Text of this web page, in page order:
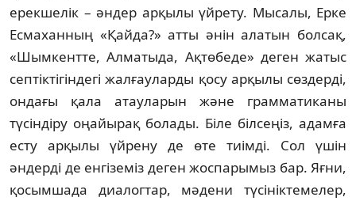
ерекшелік – әндер арқылы үйрету. Мысалы, Ерке
Есмаханның «Қайда?» атты әнін алатын болсақ,
«Шымкентте, Алматыда, Ақтөбеде» деген жатыс
септіктігіндегі жалғауларды қосу арқылы сөздерді,
ондағы қала атауларын және грамматиканы
түсіндіру оңайырақ болады. Біле білсеңіз, адамға
есту арқылы үйрену де өте тиімді. Сол үшін
әндерді де енгіземіз деген жоспарымыз бар. Яғни,
қосымшада диалогтар, мәдени түсініктемелер,